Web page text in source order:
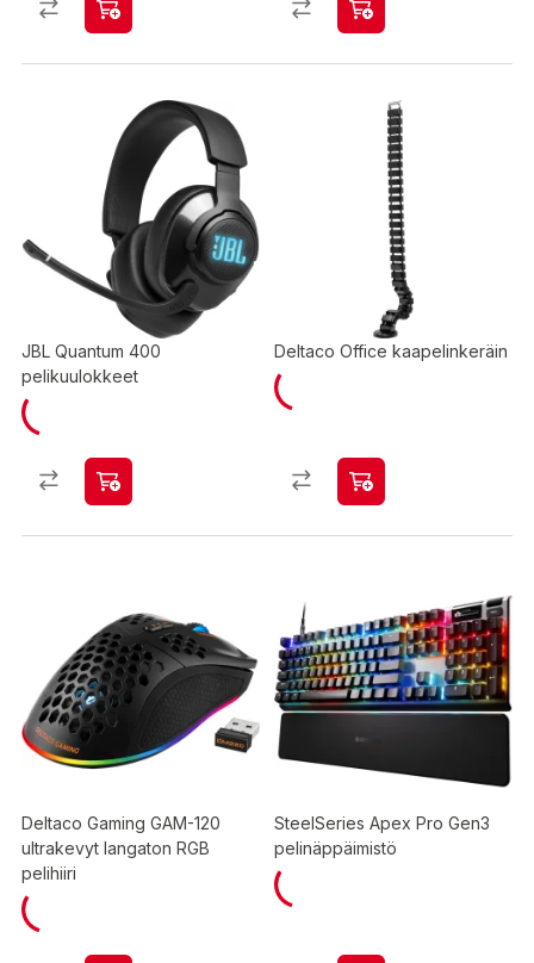
JBL Quantum 400
pelikuulokkeet
Deltaco Office kaapelinkeräin
Deltaco Gaming GAM-120
ultrakevyt langaton RGB
pelihiiri
SteelSeries Apex Pro Gen3
pelinäppäimistö